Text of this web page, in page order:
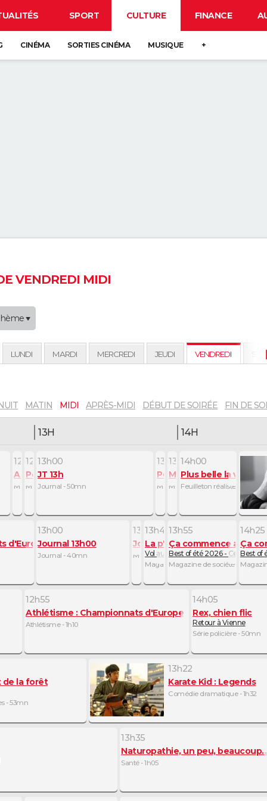
SPORT CULTURE FINANCE
CINÉMA SORTIES CINÉMA MUSIQUE +
VENDREDI MIDI
LUNDI MARDI MERCREDI JEUDI VENDREDI
MATIN MIDI APRÈS-MIDI DÉBUT DE SOIRÉE FIN DE
13H 14H
12h50
Au coeur des Restos du coeur
Magazine de société - 5mn
12h55
Petits plats en équilibre
Magazine de la gastronomie - 5mn
13h00
JT 13h
Journal - 50mn
13h50
Petits plats en équilibre
Magazine de la gastronomie -
13h55
Météo
Météo - 5mn
14h00
Plus belle la vie,
Feuilleton réaliste - 25mn
d'Europe
13h00
Journal 13h00
Journal - 40mn
13h40
Journal Météo Climat
Météo - 5mn
13h45
La p'tite librairie
Vol au-dessus d'un nid de coucou, de
Magazine littéraire - 10mn
13h55
Ça commence
Best of été 2026 - Ce choix
Magazine de société - 30mn
14h25
Ça
Best of
12h55
Athlétisme : Championnats d'Europe
Athlétisme - 1h10
14h05
Rex, chien flic
Retour à Vienne
Série policière - 50mn
- 3mn
de la forêt
- 53mn
13h22
Karate Kid : Legends
Comédie dramatique - 1h32
13h35
Naturopathie, un peu, beaucoup...
Santé - 1h05